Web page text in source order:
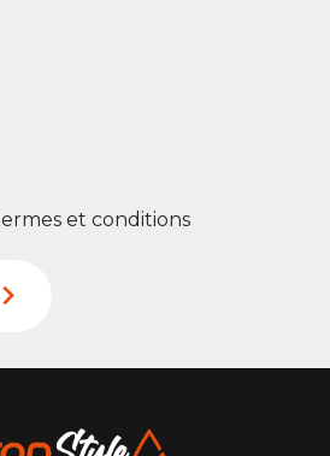
et conditions